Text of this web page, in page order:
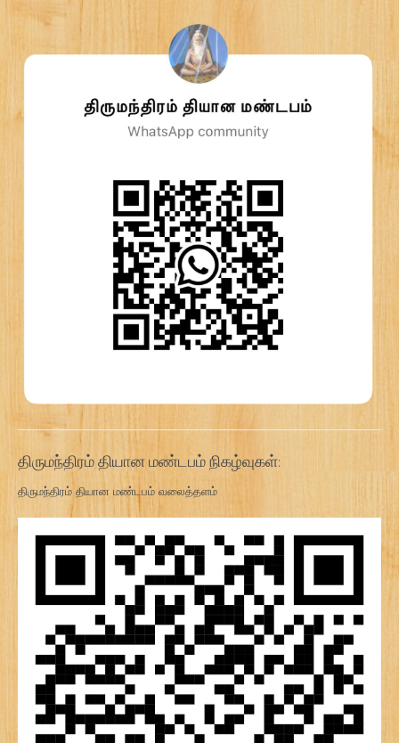
திருமந்திரம் தியான மண்டபம் நிகழ்வுகள்:
திருமந்திரம் தியான மண்டபம் வலைத்தளம்